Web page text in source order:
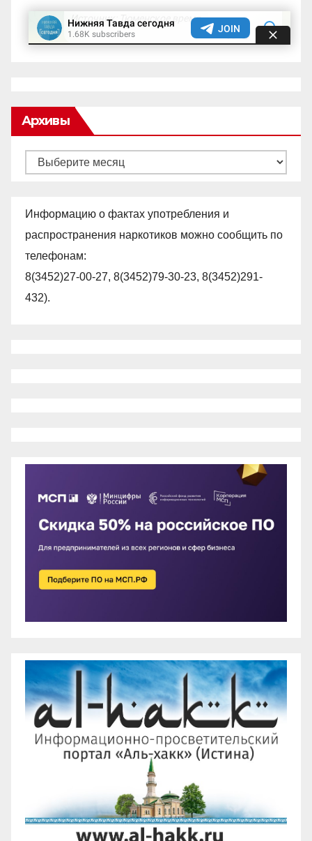
Архивы
Архивы
Информацию о фактах употребления и
распространения наркотиков можно сообщить по
телефонам:
8(3452)27-00-27, 8(3452)79-30-23, 8(3452)291-
432).